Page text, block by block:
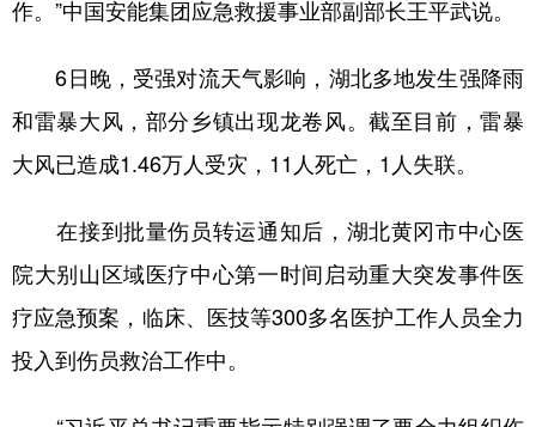
作。”中国安能集团应急救援事业部副部长王平武说。
6日晚，受强对流天气影响，湖北多地发生强降雨
和雷暴大风，部分乡镇出现龙卷风。截至目前，雷暴
大风已造成1.46万人受灾，11人死亡，1人失联。
在接到批量伤员转运通知后，湖北黄冈市中心医
院大别山区域医疗中心第一时间启动重大突发事件医
疗应急预案，临床、医技等300多名医护工作人员全力
投入到伤员救治工作中。